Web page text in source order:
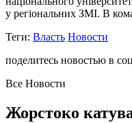
у регіональних ЗМІ. В
Теги: Власть Новости
поделитесь новостью в
Все Новости
Жорстоко